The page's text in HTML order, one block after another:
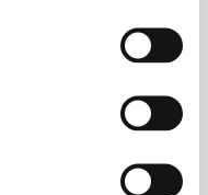
jungle d’intérieur